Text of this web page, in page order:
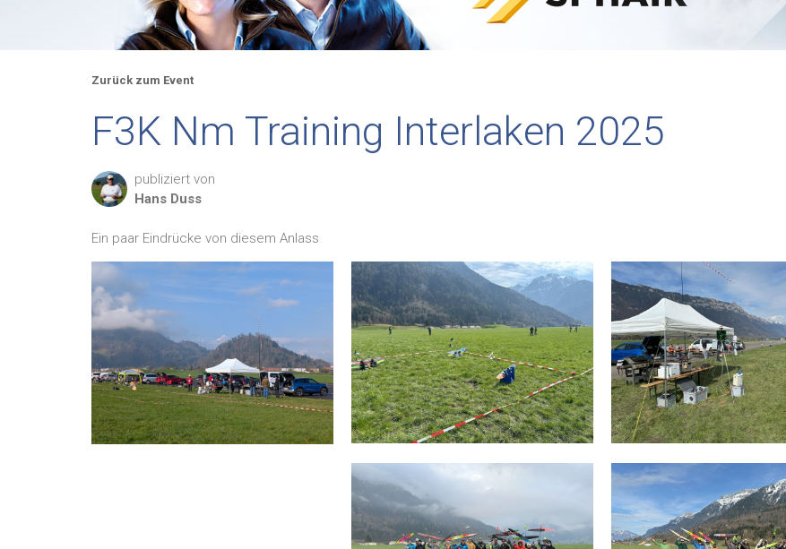
Zurück zum Event
F3K Nm Training Interlaken 2025
publiziert von
Hans Duss
Ein paar Eindrücke von diesem Anlass